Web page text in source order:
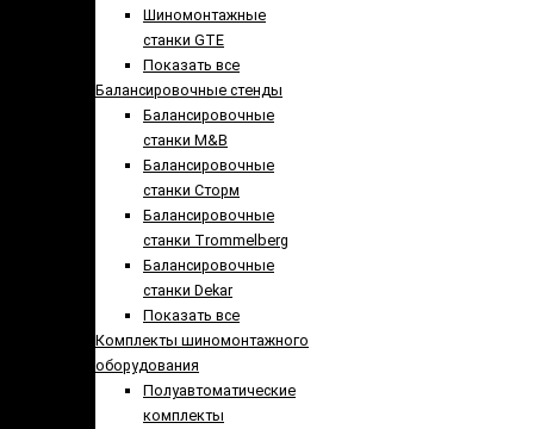
Шиномонтажные
станки GTE
Показать все
Балансировочные стенды
Балансировочные
станки M&B
Балансировочные
станки Сторм
Балансировочные
станки Trommelberg
Балансировочные
станки Dekar
Показать все
Комплекты шиномонтажного
оборудования
Полуавтоматические
комплекты